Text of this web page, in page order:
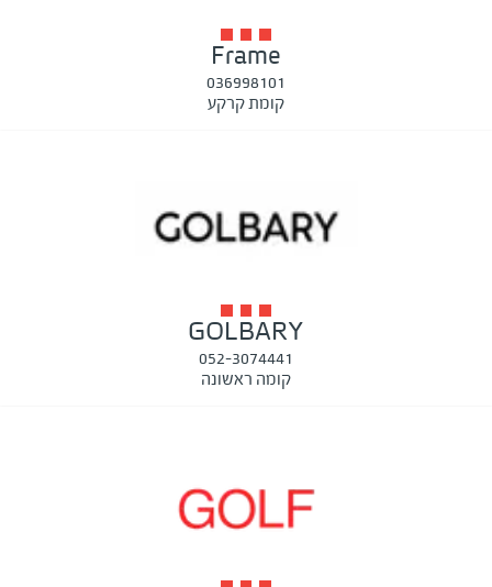
Frame
036998101
קומת קרקע
GOLBARY
052-3074441
קומה ראשונה